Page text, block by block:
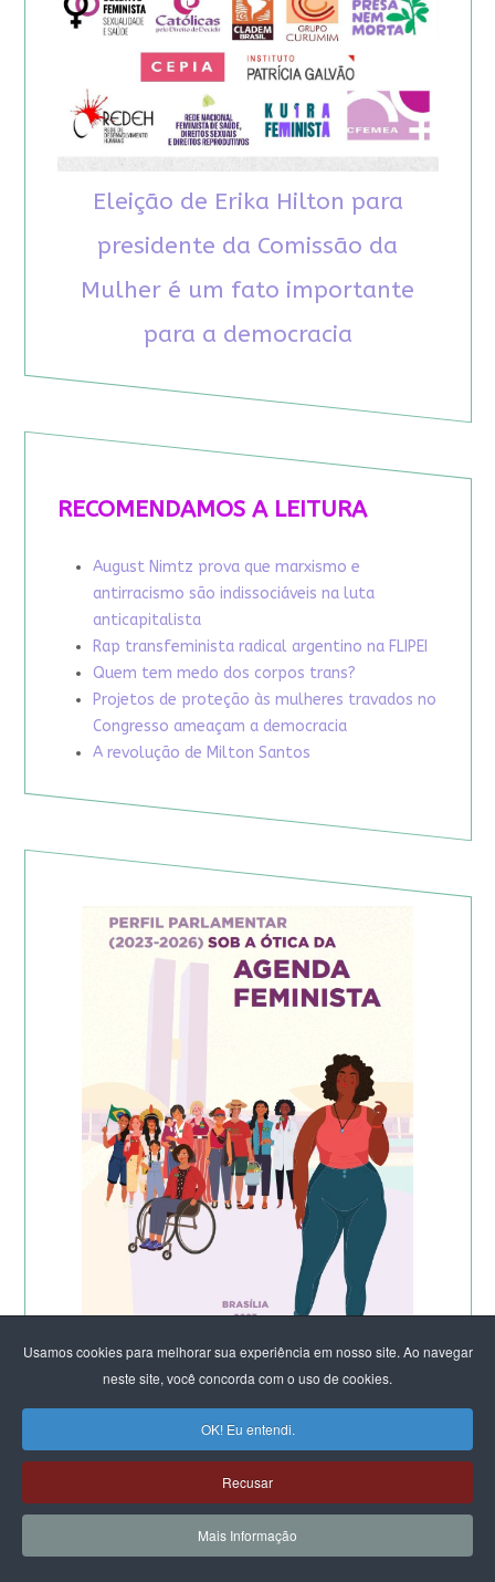
Usamos cookies para melhorar sua experiência em nosso site. Ao navegar
neste site, você concorda com o uso de cookies.
OK! Eu entendi.
Recusar
Mais Informação
Eleição de Erika Hilton para
presidente da Comissão da
Mulher é um fato importante
para a democracia
RECOMENDAMOS A LEITURA
August Nimtz prova que marxismo e
antirracismo são indissociáveis na luta
anticapitalista
Rap transfeminista radical argentino na FLIPEI
Quem tem medo dos corpos trans?
Projetos de proteção às mulheres travados no
Congresso ameaçam a democracia
A revolução de Milton Santos